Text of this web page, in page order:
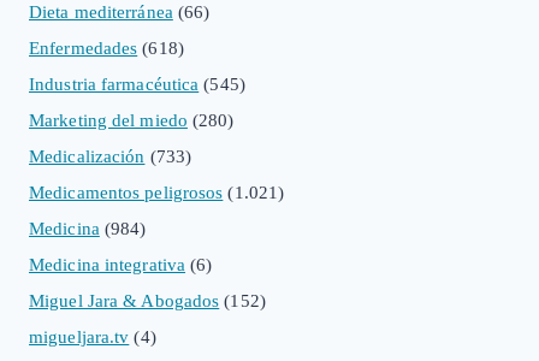
Dieta mediterránea (66)
Enfermedades (618)
Industria farmacéutica (545)
Marketing del miedo (280)
Medicalización (733)
Medicamentos peligrosos (1.021)
Medicina (984)
Medicina integrativa (6)
Miguel Jara & Abogados (152)
migueljara.tv (4)